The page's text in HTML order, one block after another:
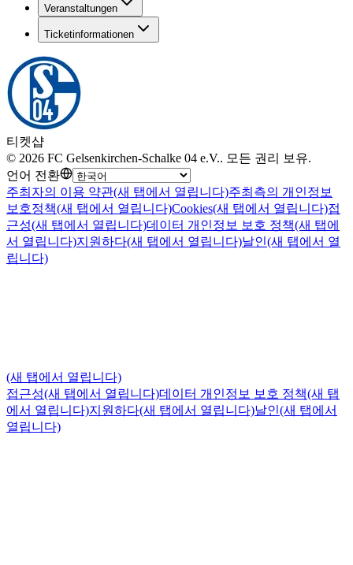
Veranstaltungen
Ticketinformationen
티켓샵
© 2026 FC Gelsenkirchen-Schalke 04 e.V.. 모든 권리 보유.
언어 전환
주최자의 이용 약관(새 탭에서 열립니다)주최측의 개인정보
보호정책(새 탭에서 열립니다)Cookies(새 탭에서 열립니다)접
근성(새 탭에서 열립니다)데이터 개인정보 보호 정책(새 탭에
서 열립니다)지원하다(새 탭에서 열립니다)날인(새 탭에서 열
립니다)
(새 탭에서 열립니다)
접근성(새 탭에서 열립니다)데이터 개인정보 보호 정책(새 탭
에서 열립니다)지원하다(새 탭에서 열립니다)날인(새 탭에서
열립니다)